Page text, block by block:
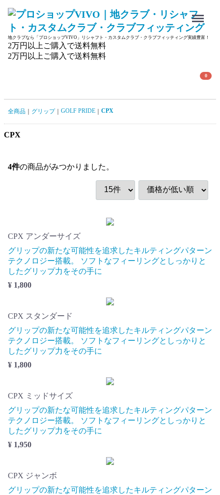
地クラブなら「プロショップVIVO」リシャフト・カスタムクラブ・クラブフィッティング実績豊富！
2万円以上ご購入で送料無料
2万円以上ご購入で送料無料
0
Menu
全商品 グリップ GOLF PRIDE CPX
CPX
4件の商品がみつかりました。
CPX アンダーサイズ
グリップの新たな可能性を追求したキルティングパターン
テクノロジー搭載。 ソフトなフィーリングとしっかりと
したグリップ力をその手に
¥ 1,800
CPX スタンダード
グリップの新たな可能性を追求したキルティングパターン
テクノロジー搭載。 ソフトなフィーリングとしっかりと
したグリップ力をその手に
¥ 1,800
CPX ミッドサイズ
グリップの新たな可能性を追求したキルティングパターン
テクノロジー搭載。 ソフトなフィーリングとしっかりと
したグリップ力をその手に
¥ 1,950
CPX ジャンボ
グリップの新たな可能性を追求したキルティングパターン